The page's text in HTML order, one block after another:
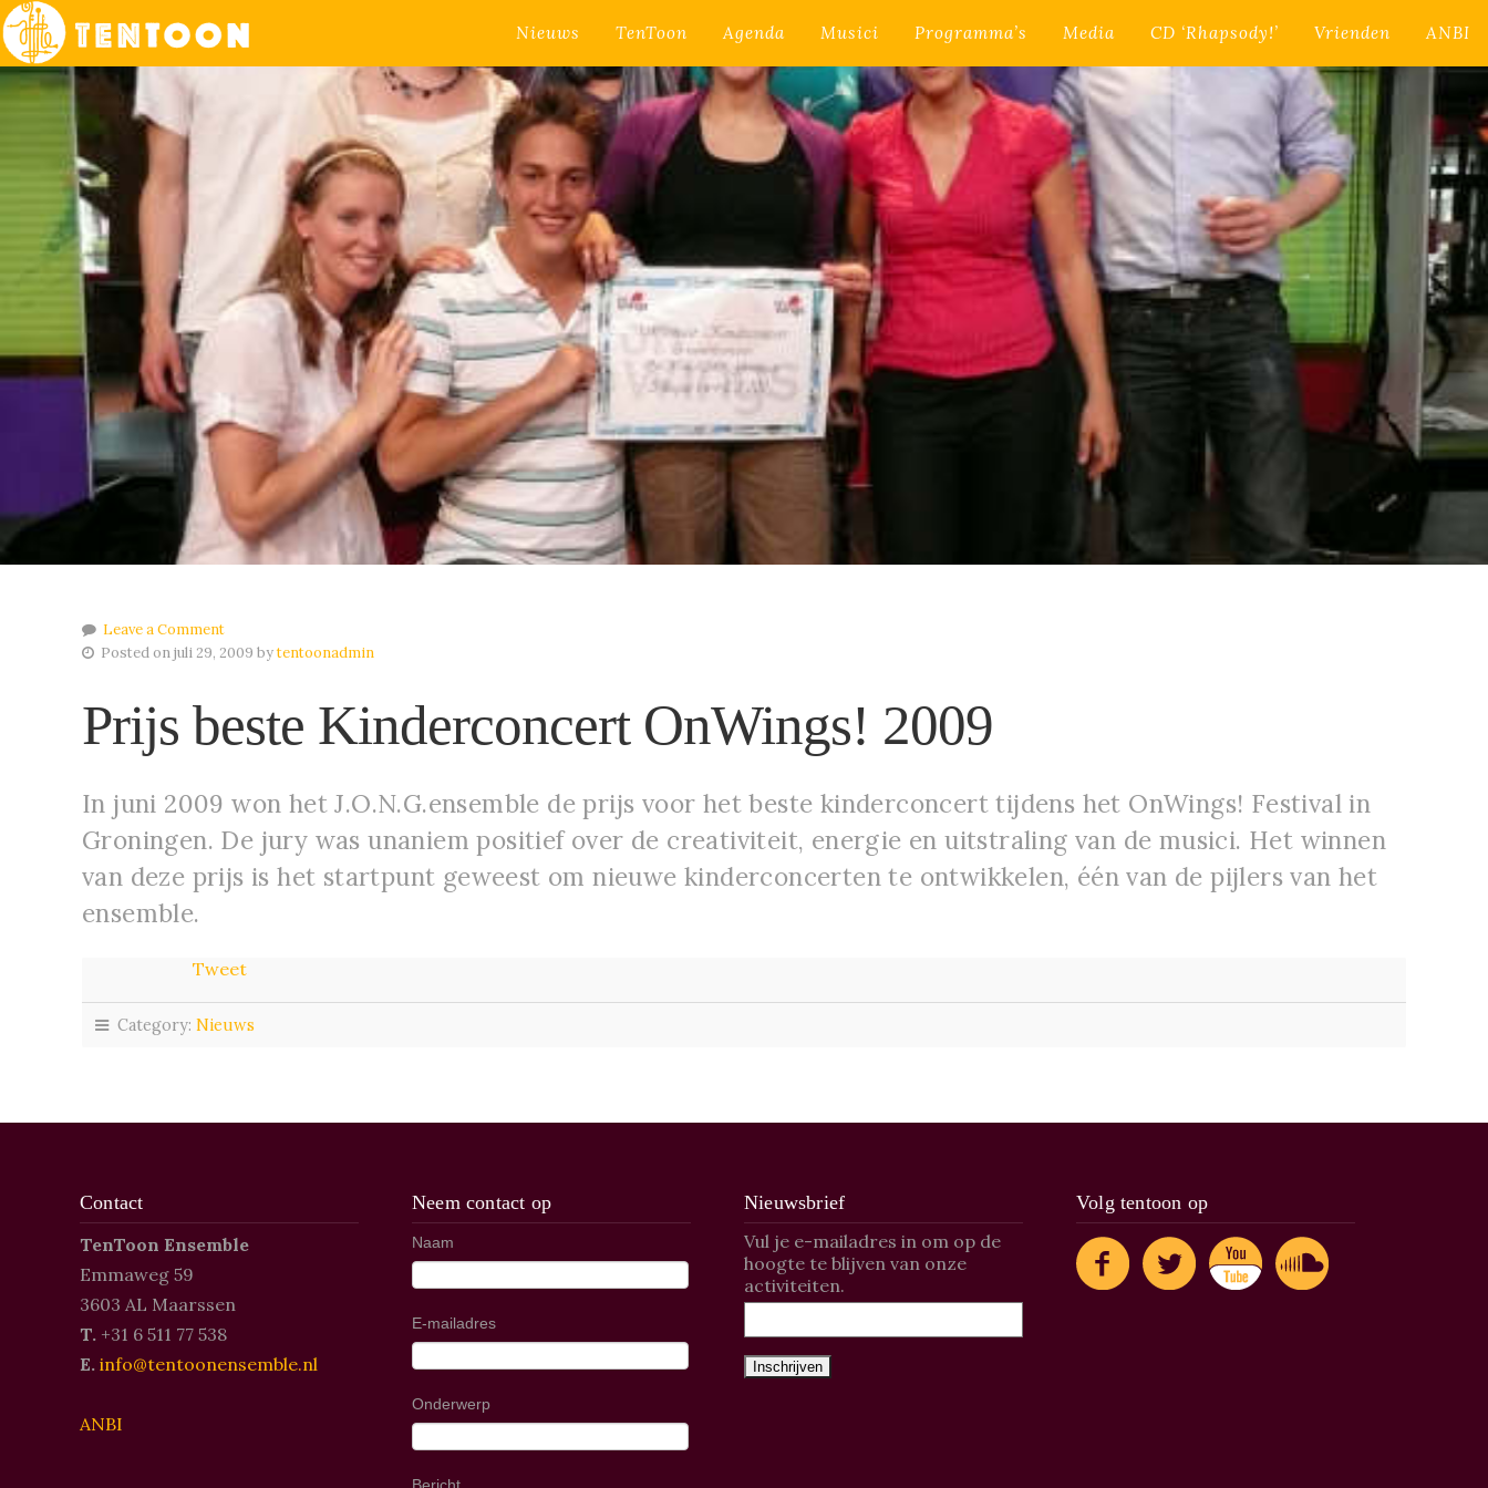
Nieuws TenToon Agenda Musici Programma’s Media CD ‘Rhapsody!’ Vrienden ANBI
Leave a Comment
Posted on juli 29, 2009 bytentoonadmin
Prijs beste Kinderconcert OnWings! 2009
In juni 2009 won het J.O.N.G.ensemble de prijs voor het beste kinderconcert tijdens het OnWings! Festival in
Groningen. De jury was unaniem positief over de creativiteit, energie en uitstraling van de musici. Het winnen
van deze prijs is het startpunt geweest om nieuwe kinderconcerten te ontwikkelen, één van de pijlers van het
ensemble.
Tweet
Category: Nieuws
Contact
TenToon Ensemble
Emmaweg 59
3603 AL Maarssen
T. +31 6 511 77 538
E. info@tentoonensemble.nl
ANBI
Neem contact op
Naam
E-mailadres
Onderwerp
Nieuwsbrief
Vul je e-mailadres in om op de
hoogte te blijven van onze
activiteiten.
Volg tentoon op